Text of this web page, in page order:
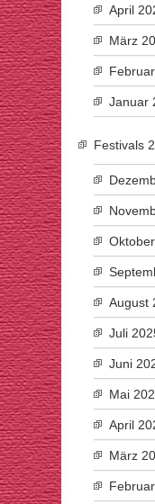
April
März
Januar
Festivals
August
Juli
Juni
Mai
April
März